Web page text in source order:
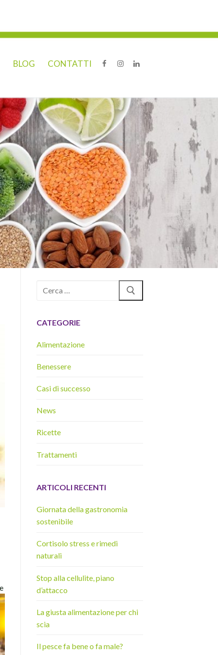
BLOG CONTATTI
Cerca:
CATEGORIE
Alimentazione
Benessere
Casi di successo
News
Ricette
Trattamenti
ARTICOLI RECENTI
Giornata della gastronomia
sostenibile
Cortisolo stress e rimedi
naturali
Stop alla cellulite, piano
d’attacco
La giusta alimentazione per chi
scia
Il pesce fa bene o fa male?